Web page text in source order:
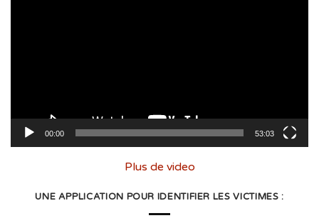
00:00 53:03
Plus de video
UNE APPLICATION POUR IDENTIFIER LES VICTIMES :